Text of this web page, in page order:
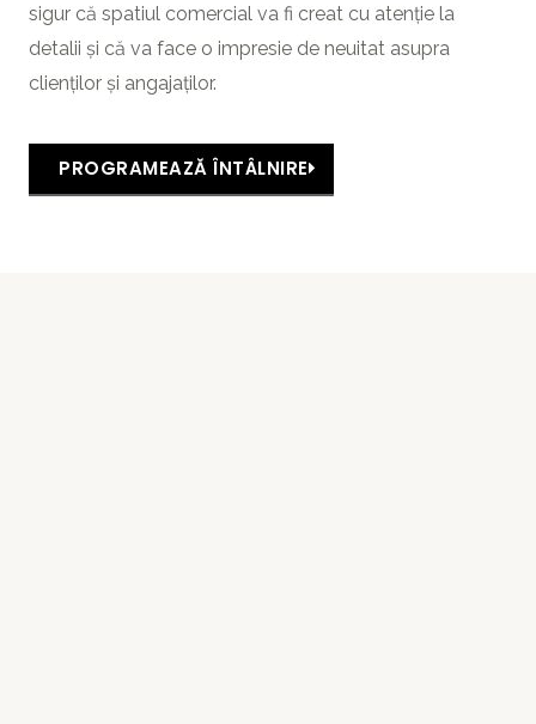
sigur că spatiul comercial va fi creat cu atenție la
detalii și că va face o impresie de neuitat asupra
clienților și angajaților.
PROGRAMEAZĂ ÎNTÂLNIRE